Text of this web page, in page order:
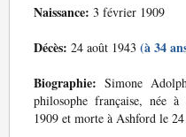
Naissance: 3 février 1909
Décès: 24 août 1943 (à 34
Biographie: Simone
philosophe française, née
1909 et morte à Ashford le